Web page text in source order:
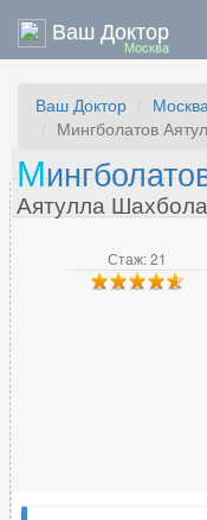
Ваш Доктор
Москва
Ваш Доктор
Мингболатов
Стаж: 21
М
Аятулла